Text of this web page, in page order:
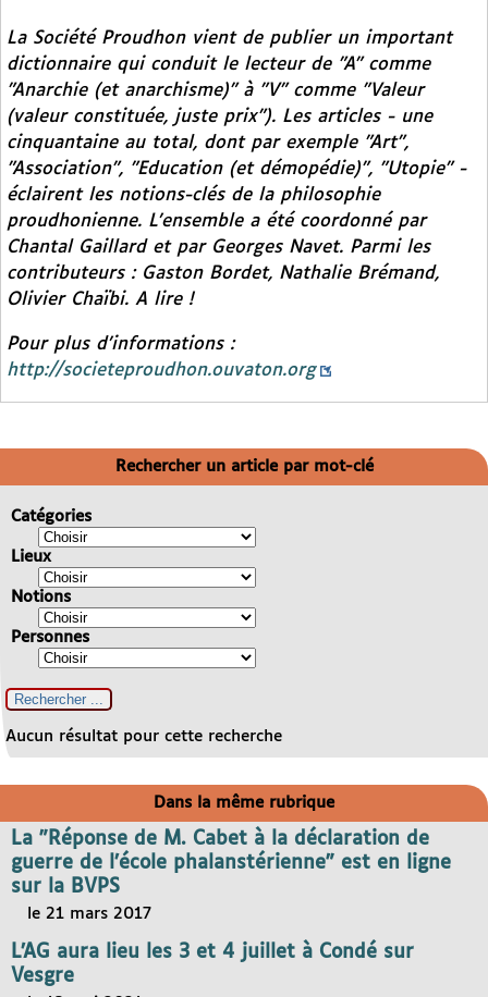
La Société Proudhon vient de publier un important
dictionnaire qui conduit le lecteur de "A" comme
"Anarchie (et anarchisme)" à "V" comme "Valeur
(valeur constituée, juste prix"). Les articles - une
cinquantaine au total, dont par exemple "Art",
"Association", "Education (et démopédie)", "Utopie" -
éclairent les notions-clés de la philosophie
proudhonienne. L’ensemble a été coordonné par
Chantal Gaillard et par Georges Navet. Parmi les
contributeurs : Gaston Bordet, Nathalie Brémand,
Olivier Chaïbi. A lire !
Pour plus d’informations :
http://societeproudhon.ouvaton.org
Rechercher un article par mot-clé
Catégories
Lieux
Notions
Personnes
Aucun résultat pour cette recherche
Dans la même rubrique
La "Réponse de M. Cabet à la déclaration de
guerre de l’école phalanstérienne" est en ligne
sur la BVPS
le 21 mars 2017
L’AG aura lieu les 3 et 4 juillet à Condé sur
Vesgre